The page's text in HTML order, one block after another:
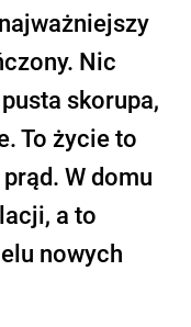
Nic
skorupa,
To życie to
W domu
a to
nowych